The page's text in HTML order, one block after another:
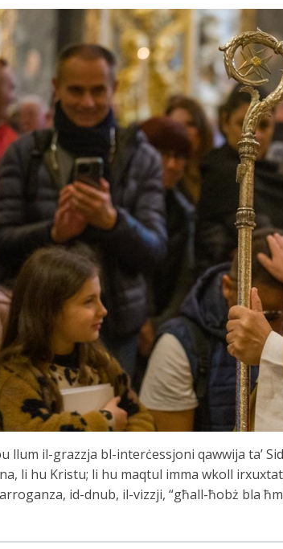
llum il-grazzja bl-interċessjoni qawwija ta’
li hu Kristu; li hu maqtul imma wkoll
id-dnub, il-vizzji, “għall-ħobż bla